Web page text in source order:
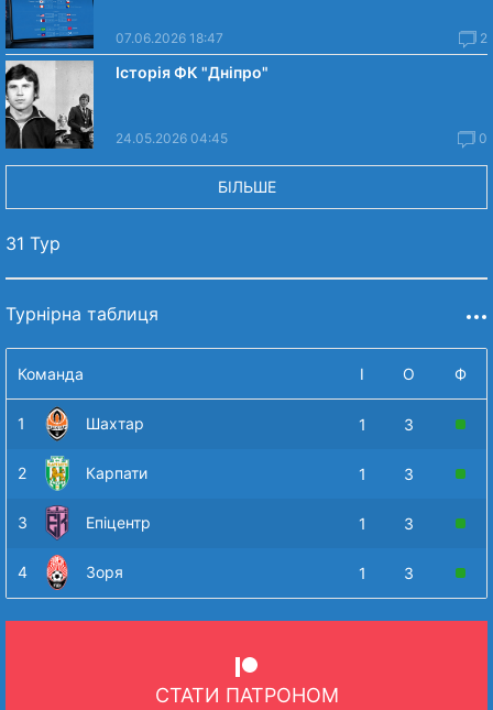
07.06.2026 18:47 2
Історія ФК "Дніпро"
24.05.2026 04:45 0
БІЛЬШЕ
31 Тур
Турнірна таблиця
Команда І О Ф
1 Шахтар 1 3
2 Карпати 1 3
3 Епіцентр 1 3
4 Зоря 1 3
СТАТИ ПАТРОНОМ